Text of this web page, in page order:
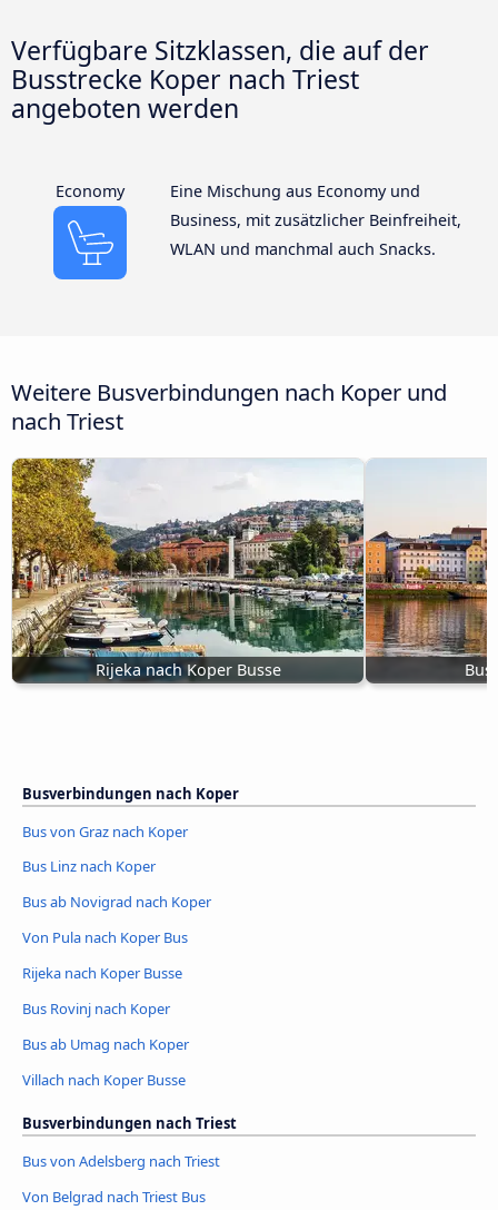
Verfügbare Sitzklassen, die auf der
Busstrecke Koper nach Triest
angeboten werden
Economy
Eine Mischung aus Economy und
Business, mit zusätzlicher Beinfreiheit,
WLAN und manchmal auch Snacks.
Weitere Busverbindungen nach Koper und
nach Triest
Rijeka nach Koper Busse
Busverbindungen nach Koper
Bus von Graz nach Koper
Bus Linz nach Koper
Bus ab Novigrad nach Koper
Von Pula nach Koper Bus
Rijeka nach Koper Busse
Bus Rovinj nach Koper
Bus ab Umag nach Koper
Villach nach Koper Busse
Busverbindungen nach Triest
Bus von Adelsberg nach Triest
Von Belgrad nach Triest Bus